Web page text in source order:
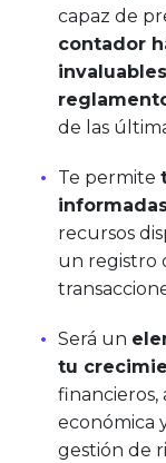
capaz de
contador
de las
Te permite
recursos
un registro
Será un
tu
financieros,
económica
gestión de